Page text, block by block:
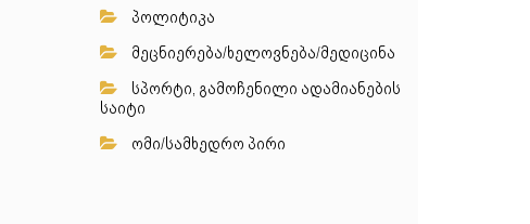
პოლიტიკა
მეცნიერება/ხელოვნება/მედიცინა
სპორტი, გამოჩენილი ადამიანების
საიტი
ომი/სამხედრო პირი